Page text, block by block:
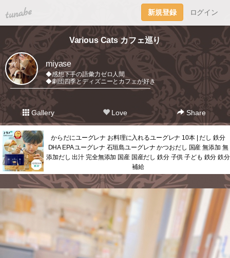
tuna.be 新規登録 ログイン
Various Cats カフェ巡り
miyase
◆感想下手の語彙力ゼロ人間
◆劇団四季とディズニーとカフェが好き
━━━━━━━━━━━━━━━━━━━━━━━
Gallery Love Share
からだにユーグレナ お料理に入れるユーグレナ 10本 | だし 鉄分
DHA EPA ユーグレナ 石垣島ユーグレナ かつおだし 国産 無添加 無
添加だし 出汁 完全無添加 国産 国産だし 鉄分 子供 子ども 鉄分 鉄分
補給